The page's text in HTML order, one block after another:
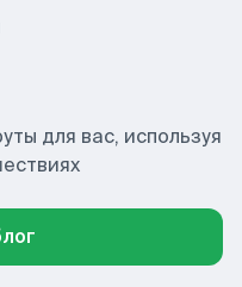
для вас, используя